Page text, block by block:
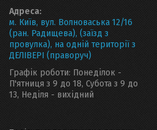
Адреса:
м. Київ, вул. Волноваська 12/16
(ран. Радищева), (заїзд з
провулка), на одній території з
ДЕЛІВЕРІ (праворуч)
Графік роботи: Понеділок -
П'ятниця з 9 до 18, Субота з 9 до
13, Неділя - вихідний